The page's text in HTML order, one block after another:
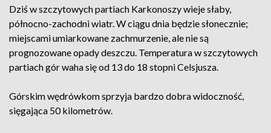
Dziś w szczytowych partiach Karkonoszy wieje słaby,
północno-zachodni wiatr. W ciągu dnia będzie słonecznie;
miejscami umiarkowane zachmurzenie, ale nie są
prognozowane opady deszczu. Temperatura w szczytowych
partiach gór waha się od 13 do 18 stopni Celsjusza.
Górskim wędrówkom sprzyja bardzo dobra widoczność,
sięgająca 50 kilometrów.